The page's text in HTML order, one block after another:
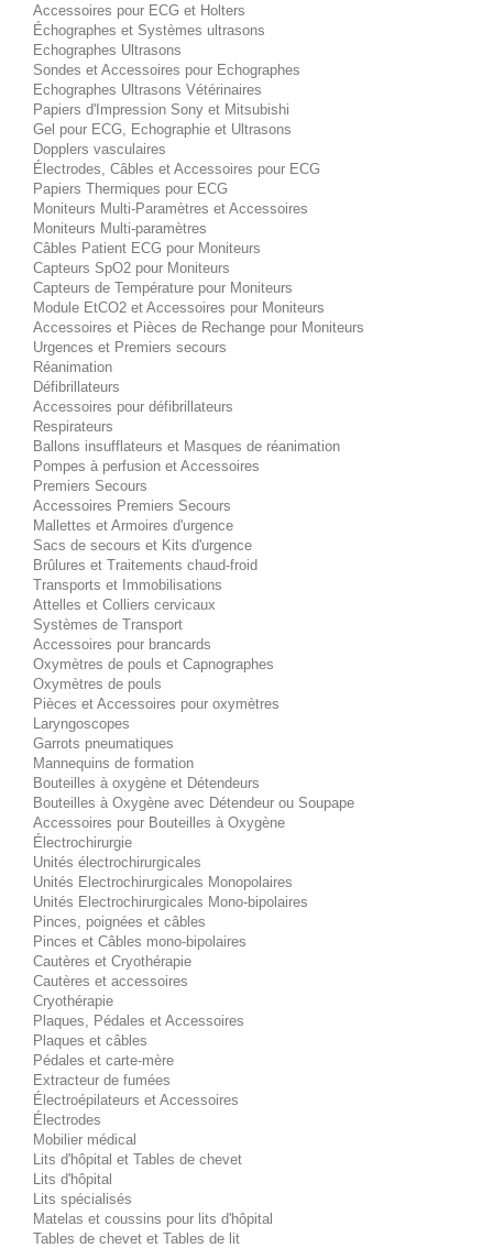
Accessoires pour ECG et Holters
Échographes et Systèmes ultrasons
Echographes Ultrasons
Sondes et Accessoires pour Echographes
Echographes Ultrasons Vétérinaires
Papiers d'Impression Sony et Mitsubishi
Gel pour ECG, Echographie et Ultrasons
Dopplers vasculaires
Électrodes, Câbles et Accessoires pour ECG
Papiers Thermiques pour ECG
Moniteurs Multi-Paramètres et Accessoires
Moniteurs Multi-paramètres
Câbles Patient ECG pour Moniteurs
Capteurs SpO2 pour Moniteurs
Capteurs de Température pour Moniteurs
Module EtCO2 et Accessoires pour Moniteurs
Accessoires et Pièces de Rechange pour Moniteurs
Urgences et Premiers secours
Réanimation
Défibrillateurs
Accessoires pour défibrillateurs
Respirateurs
Ballons insufflateurs et Masques de réanimation
Pompes à perfusion et Accessoires
Premiers Secours
Accessoires Premiers Secours
Mallettes et Armoires d'urgence
Sacs de secours et Kits d'urgence
Brûlures et Traitements chaud-froid
Transports et Immobilisations
Attelles et Colliers cervicaux
Systèmes de Transport
Accessoires pour brancards
Oxymètres de pouls et Capnographes
Oxymètres de pouls
Pièces et Accessoires pour oxymètres
Laryngoscopes
Garrots pneumatiques
Mannequins de formation
Bouteilles à oxygène et Détendeurs
Bouteilles à Oxygène avec Détendeur ou Soupape
Accessoires pour Bouteilles à Oxygène
Électrochirurgie
Unités électrochirurgicales
Unités Electrochirurgicales Monopolaires
Unités Electrochirurgicales Mono-bipolaires
Pinces, poignées et câbles
Pinces et Câbles mono-bipolaires
Cautères et Cryothérapie
Cautères et accessoires
Cryothérapie
Plaques, Pédales et Accessoires
Plaques et câbles
Pédales et carte-mère
Extracteur de fumées
Électroépilateurs et Accessoires
Électrodes
Mobilier médical
Lits d'hôpital et Tables de chevet
Lits d'hôpital
Lits spécialisés
Matelas et coussins pour lits d'hôpital
Tables de chevet et Tables de lit